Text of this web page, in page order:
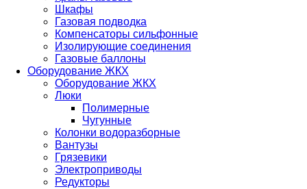
Шкафы
Газовая подводка
Компенсаторы сильфонные
Изолирующие соединения
Газовые баллоны
Оборудование ЖКХ
Оборудование ЖКХ
Люки
Полимерные
Чугунные
Колонки водоразборные
Вантузы
Грязевики
Электроприводы
Редукторы